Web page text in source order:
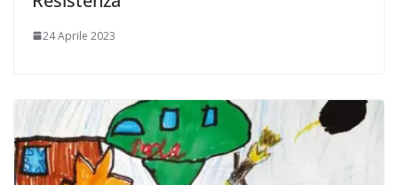
24 Aprile 2023